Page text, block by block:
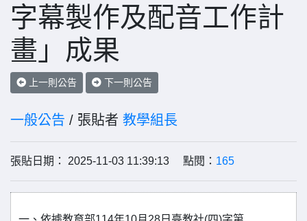
字幕製作及配音工作計
畫」成果
上一則公告 下一則公告
一般公告 / 張貼者 教學組長
張貼日期： 2025-11-03 11:39:13 點閱： 165